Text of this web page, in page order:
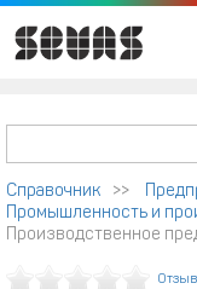
Справочник >>
Промышленность и
Производственное